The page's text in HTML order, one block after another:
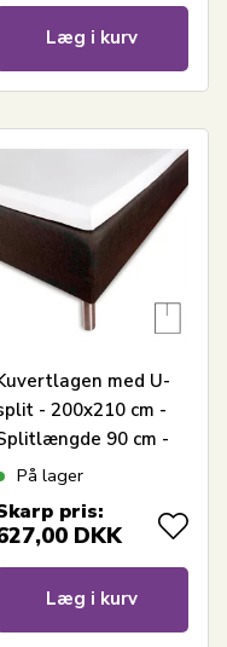
Læg i kurv
med U-
- 200x210 cm -
90 cm -
- 100%
På lager
pris:
DKK
Læg i kurv